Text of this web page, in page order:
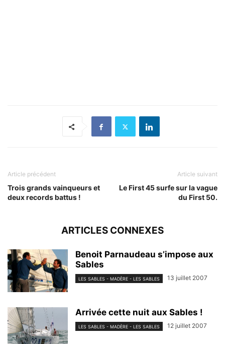
Article précédent
Trois grands vainqueurs et
deux records battus !
Article suivant
Le First 45 surfe sur la vague
du First 50.
ARTICLES CONNEXES
Benoit Parnaudeau s’impose aux
Sables
LES SABLES - MADÈRE - LES SABLES 13 juillet 2007
Arrivée cette nuit aux Sables !
LES SABLES - MADÈRE - LES SABLES 12 juillet 2007